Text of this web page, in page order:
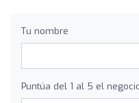
Tu nombre
Puntúa del 1 al 5 el